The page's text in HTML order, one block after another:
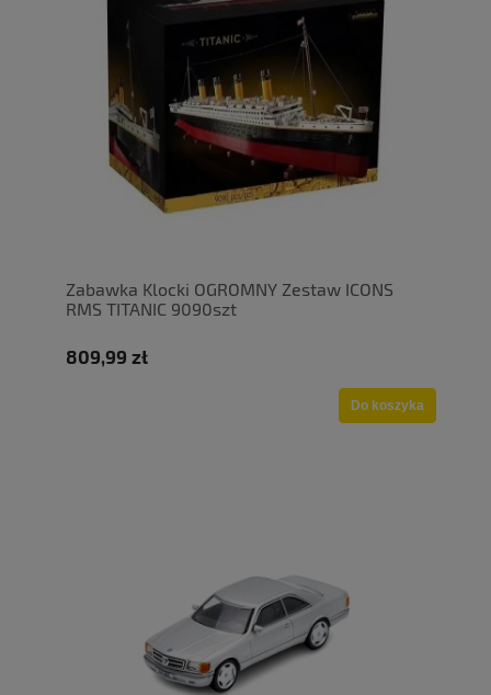
Zabawka Klocki OGROMNY Zestaw ICONS
RMS TITANIC 9090szt
809,99 zł
Do koszyka